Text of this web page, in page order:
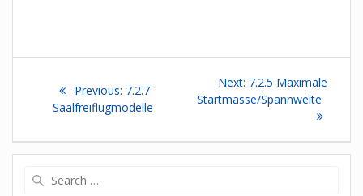
Previous: Previous
post:
7.2.7
Saalfreiflugmodelle
Next: Next
post:
7.2.5 Maximale
Startmasse/Spannweite